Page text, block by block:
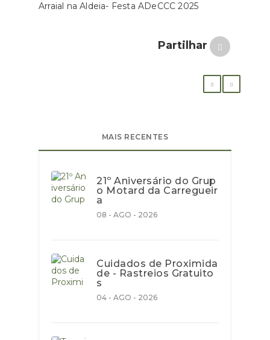
Arraial na Aldeia- Festa ADeCCC 2025
Partilhar
MAIS RECENTES
21º Aniversário do Grup
o Motard da Carregueir
a
08 - AGO - 2026
Cuidados de Proximida
de - Rastreios Gratuito
s
04 - AGO - 2026